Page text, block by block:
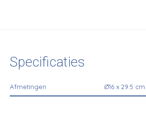
Specificaties
Afmetingen Ø16 x 29.5 cm